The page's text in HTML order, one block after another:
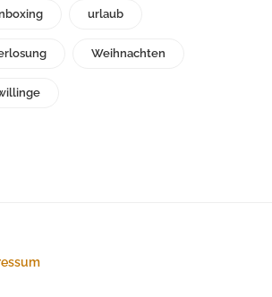
urlaub
Weihnachten